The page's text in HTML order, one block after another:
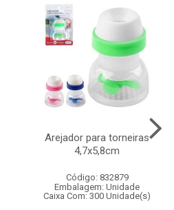
Arejador para torneiras
4,7x5,8cm
Código: 832879
Embalagem: Unidade
Caixa Com: 300 Unidade(s)